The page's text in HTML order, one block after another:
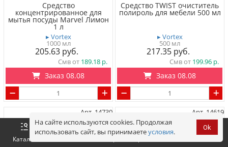
Средство
концентрированное для
мытья посуды Marvel Лимон
1 л
▸ Vortex
1000 мл
205.63
Смв от 189.18
Заказ 08.08
Средство TWIST очиститель
полироль для мебели 500 мл
▸ Vortex
500 мл
217.35
Смв от 199.96
Заказ 08.08
Арт. 14730 Арт. 14619
Каталог Корзина
Оформить
На сайте используются cookies. Продолжая
использовать сайт, вы принимаетеусловия. Ok